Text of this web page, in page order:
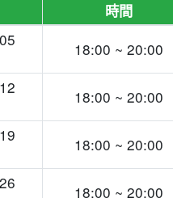
時間
18:00 ~ 20:00
18:00 ~ 20:00
18:00 ~ 20:00
18:00 ~ 20:00